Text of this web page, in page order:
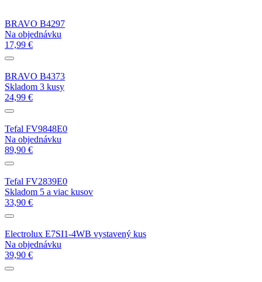
BRAVO B4297
Na objednávku
17,99 €
BRAVO B4373
Skladom 3 kusy
24,99 €
Tefal FV9848E0
Na objednávku
89,90 €
Tefal FV2839E0
Skladom 5 a viac kusov
33,90 €
Electrolux E7SI1-4WB vystavený kus
Na objednávku
39,90 €